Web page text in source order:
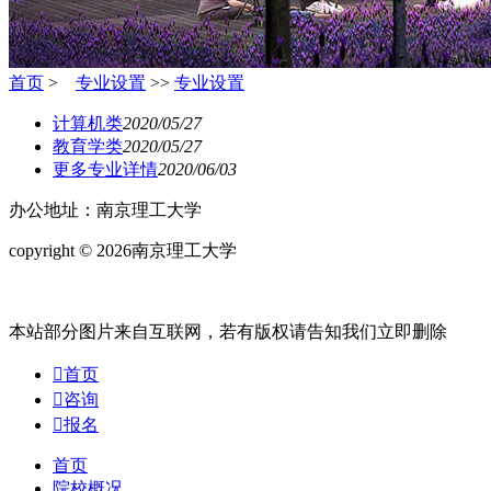
首页 > 专业设置 >> 专业设置
计算机类2020/05/27
教育学类2020/05/27
更多专业详情2020/06/03
办公地址：南京理工大学
copyright © 2026南京理工大学
本站部分图片来自互联网，若有版权请告知我们立即删除
首页
咨询
报名
首页